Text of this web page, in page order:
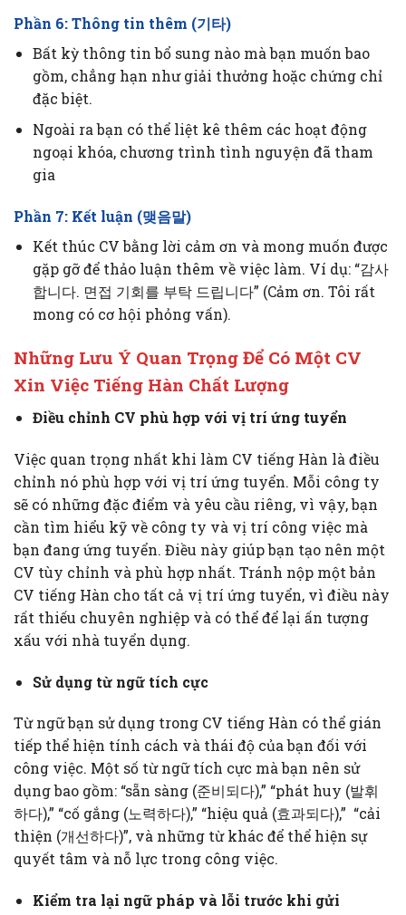
Phần 6: Thông tin thêm (기타)
Bất kỳ thông tin bổ sung nào mà bạn muốn bao
gồm, chẳng hạn như giải thưởng hoặc chứng chỉ
đặc biệt.
Ngoài ra bạn có thể liệt kê thêm các hoạt động
ngoại khóa, chương trình tình nguyện đã tham
gia
Phần 7: Kết luận (맺음말)
Kết thúc CV bằng lời cảm ơn và mong muốn được
gặp gỡ để thảo luận thêm về việc làm. Ví dụ: “감사
합니다. 면접 기회를 부탁 드립니다” (Cảm ơn. Tôi rất
mong có cơ hội phỏng vấn).
Những Lưu Ý Quan Trọng Để Có Một CV
Xin Việc Tiếng Hàn Chất Lượng
Điều chỉnh CV phù hợp với vị trí ứng tuyển
Việc quan trọng nhất khi làm CV tiếng Hàn là điều
chỉnh nó phù hợp với vị trí ứng tuyển. Mỗi công ty
sẽ có những đặc điểm và yêu cầu riêng, vì vậy, bạn
cần tìm hiểu kỹ về công ty và vị trí công việc mà
bạn đang ứng tuyển. Điều này giúp bạn tạo nên một
CV tùy chỉnh và phù hợp nhất. Tránh nộp một bản
CV tiếng Hàn cho tất cả vị trí ứng tuyển, vì điều này
rất thiếu chuyên nghiệp và có thể để lại ấn tượng
xấu với nhà tuyển dụng.
Sử dụng từ ngữ tích cực
Từ ngữ bạn sử dụng trong CV tiếng Hàn có thể gián
tiếp thể hiện tính cách và thái độ của bạn đối với
công việc. Một số từ ngữ tích cực mà bạn nên sử
dụng bao gồm: “sẵn sàng (준비되다),” “phát huy (발휘
하다),” “cố gắng (노력하다),” “hiệu quả (효과되다),” “cải
thiện (개선하다)”, và những từ khác để thể hiện sự
quyết tâm và nỗ lực trong công việc.
Kiểm tra lại ngữ pháp và lỗi trước khi gửi